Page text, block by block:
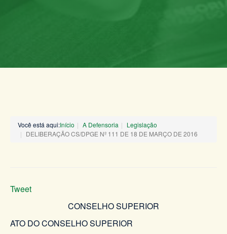
Você está aqui:Início A Defensoria
Legislação
DELIBERAÇÃO CS/DPGE Nº 111 DE 18 DE MARÇO DE 2016
Tweet
CONSELHO SUPERIOR
ATO DO CONSELHO SUPERIOR